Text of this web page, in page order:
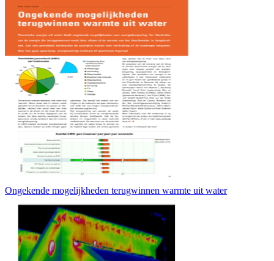
Ongekende mogelijkheden terugwinnen warmte uit water